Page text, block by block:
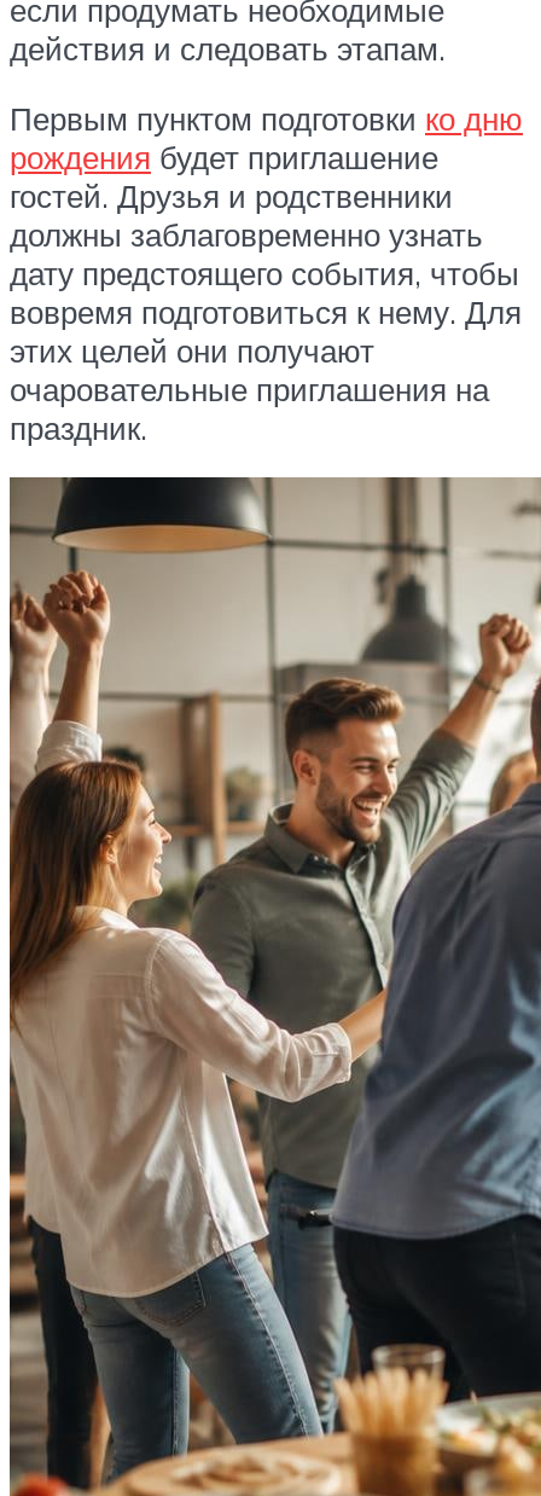
если продумать необходимые
действия и следовать этапам.
Первым пунктом подготовки ко дню
рождения будет приглашение
гостей. Друзья и родственники
должны заблаговременно узнать
дату предстоящего события, чтобы
вовремя подготовиться к нему. Для
этих целей они получают
очаровательные приглашения на
праздник.